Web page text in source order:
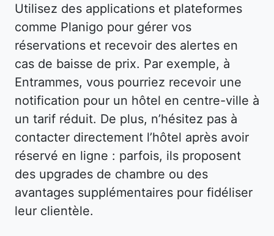
Utilisez des applications et plateformes
comme Planigo pour gérer vos
réservations et recevoir des alertes en
cas de baisse de prix. Par exemple, à
Entrammes, vous pourriez recevoir une
notification pour un hôtel en centre-ville à
un tarif réduit. De plus, n’hésitez pas à
contacter directement l’hôtel après avoir
réservé en ligne : parfois, ils proposent
des upgrades de chambre ou des
avantages supplémentaires pour fidéliser
leur clientèle.